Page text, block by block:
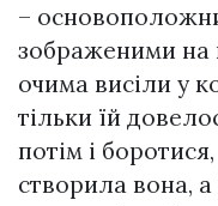
–
зображеними на
очима висіли у
тільки їй
потім і
створила вона, а